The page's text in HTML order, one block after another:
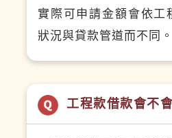
實際可申請金額會依工
狀況與貸款管道而不同。
工程款借款會不